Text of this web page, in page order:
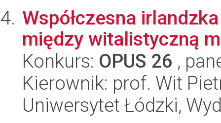
Współczesna
między witalistyczną
Konkurs: OPUS 26 ,
Kierownik: prof. Wit
Uniwersytet Łódzki,